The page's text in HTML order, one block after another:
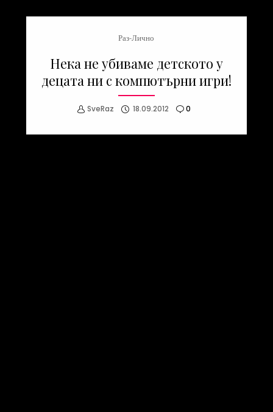
Раз-Лично
Нека не убиваме детското у
децата ни с компютърни игри!
SveRaz 18.09.2012 0